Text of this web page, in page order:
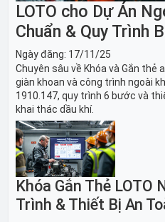
LOTO cho Dự Án
Chuẩn & Quy Trình
Ngày đăng: 17/11/25
Chuyên sâu về Khóa và Gắn
giàn khoan và công trình ngoài
1910.147, quy trình 6 bước và
khai thác dầu khí.
Khóa Gắn Thẻ LOTO
Trình & Thiết Bị An